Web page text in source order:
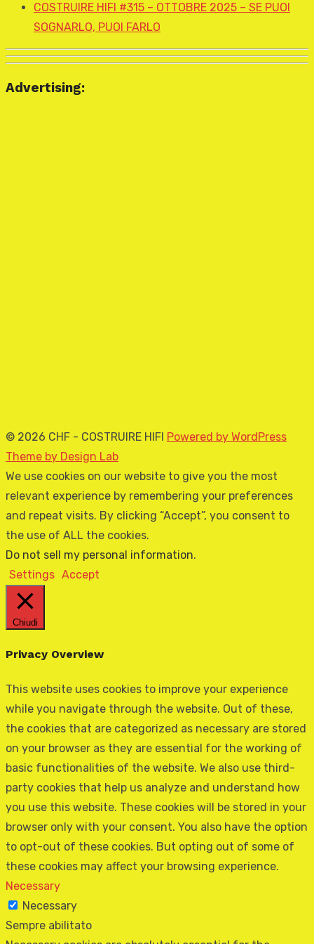
COSTRUIRE HIFI #315 – OTTOBRE 2025 – SE PUOI
SOGNARLO, PUOI FARLO
Advertising:
© 2026 CHF - COSTRUIRE HIFI Powered by WordPress
Theme by Design Lab
We use cookies on our website to give you the most
relevant experience by remembering your preferences
and repeat visits. By clicking “Accept”, you consent to
the use of ALL the cookies.
Do not sell my personal information.
Settings Accept
Chiudi
Privacy Overview
This website uses cookies to improve your experience
while you navigate through the website. Out of these,
the cookies that are categorized as necessary are stored
on your browser as they are essential for the working of
basic functionalities of the website. We also use third-
party cookies that help us analyze and understand how
you use this website. These cookies will be stored in your
browser only with your consent. You also have the option
to opt-out of these cookies. But opting out of some of
these cookies may affect your browsing experience.
Necessary
Necessary
Sempre abilitato